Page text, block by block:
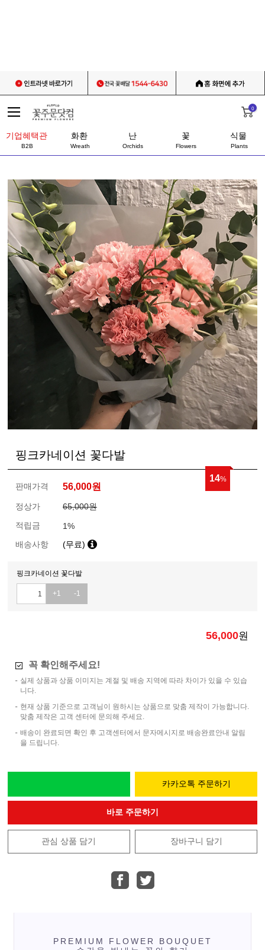
0
기업혜택관
B2B
화환
Wreath
난
Orchids
꽃
Flowers
식물
Plants
핑크카네이션 꽃다발
14%
판매가격 56,000원
정상가
65,000원
적립금
1%
배송사항
(무료)
핑크카네이션 꽃다발
+1 -1
56,000원
꼭 확인해주세요!
실제 상품과 상품 이미지는 계절 및 배송 지역에 따라 차이가 있을 수 있습
니다.
현재 상품 기준으로 고객님이 원하시는 상품으로 맞춤 제작이 가능합니다.
맞춤 제작은 고객 센터에 문의해 주세요.
배송이 완료되면 확인 후 고객센터에서 문자메시지로 배송완료안내 알림
을 드립니다.
카카오톡 주문하기
바로 주문하기
관심 상품 담기 장바구니 담기
PREMIUM FLOWER BOUQUET